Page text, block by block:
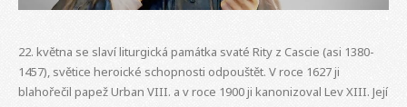
22. května se slaví liturgická památka svaté Rity z Cascie (asi 1380-
1457), světice heroické schopnosti odpouštět. V roce 1627 ji
blahořečil papež Urban VIII. a v roce 1900 ji kanonizoval Lev XIII. Její